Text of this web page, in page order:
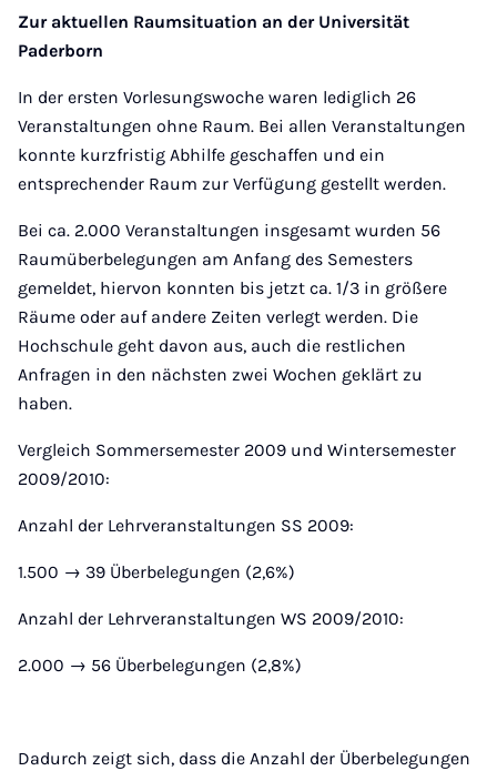
Zur aktuellen Raumsituation an der Universität
Paderborn
In der ersten Vorlesungswoche waren lediglich 26
Veranstaltungen ohne Raum. Bei allen Veranstaltungen
konnte kurzfristig Abhilfe geschaffen und ein
entsprechender Raum zur Verfügung gestellt werden.
Bei ca. 2.000 Veranstaltungen insgesamt wurden 56
Raumüberbelegungen am Anfang des Semesters
gemeldet, hiervon konnten bis jetzt ca. 1/3 in größere
Räume oder auf andere Zeiten verlegt werden. Die
Hochschule geht davon aus, auch die restlichen
Anfragen in den nächsten zwei Wochen geklärt zu
haben.
Vergleich Sommersemester 2009 und Wintersemester
2009/2010:
Anzahl der Lehrveranstaltungen SS 2009:
1.500 → 39 Überbelegungen (2,6%)
Anzahl der Lehrveranstaltungen WS 2009/2010:
2.000 → 56 Überbelegungen (2,8%)
Dadurch zeigt sich, dass die Anzahl der Überbelegungen